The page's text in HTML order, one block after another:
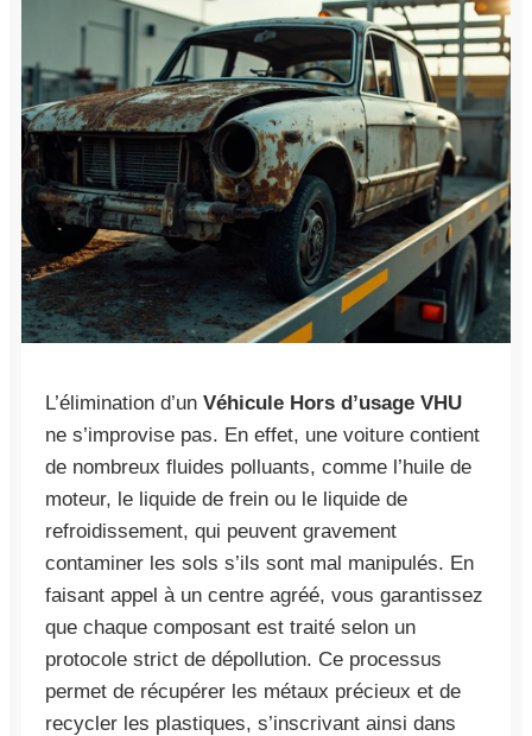
L’élimination d’un Véhicule Hors d’usage VHU
ne s’improvise pas. En effet, une voiture contient
de nombreux fluides polluants, comme l’huile de
moteur, le liquide de frein ou le liquide de
refroidissement, qui peuvent gravement
contaminer les sols s’ils sont mal manipulés. En
faisant appel à un centre agréé, vous garantissez
que chaque composant est traité selon un
protocole strict de dépollution. Ce processus
permet de récupérer les métaux précieux et de
recycler les plastiques, s’inscrivant ainsi dans